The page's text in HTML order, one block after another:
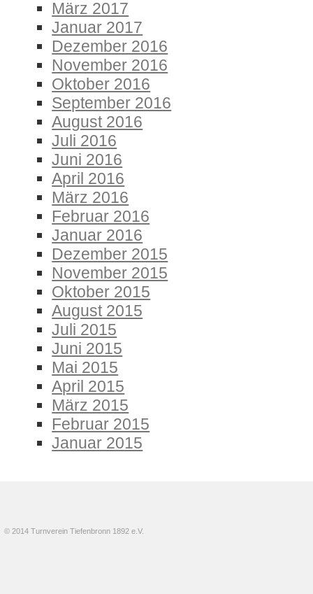
März 2017
Januar 2017
Dezember 2016
November 2016
Oktober 2016
September 2016
August 2016
Juli 2016
Juni 2016
April 2016
März 2016
Februar 2016
Januar 2016
Dezember 2015
November 2015
Oktober 2015
August 2015
Juli 2015
Juni 2015
Mai 2015
April 2015
März 2015
Februar 2015
Januar 2015
© 2014 Turnverein Tiefenbronn 1892 e.V.